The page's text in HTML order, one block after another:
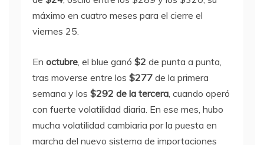
máximo en cuatro meses para el cierre el
viernes 25.
En octubre, el blue ganó $2 de punta a punta,
tras moverse entre los $277 de la primera
semana y los $292 de la tercera, cuando operó
con fuerte volatilidad diaria. En ese mes, hubo
mucha volatilidad cambiaria por la puesta en
marcha del nuevo sistema de importaciones